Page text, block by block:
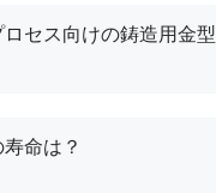
セス向けの鋳造用金型
命は？